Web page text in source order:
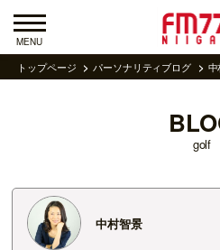
MENU
トップページ パーソナリティブログ
golf
中村智景